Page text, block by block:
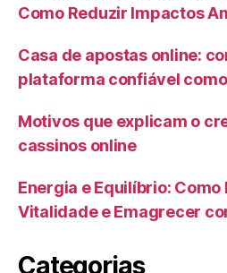
Como Reduzir Impactos
Casa de apostas online:
plataforma confiável
Motivos que explicam o
cassinos online
Energia e Equilíbrio: Como
Vitalidade e Emagrecer
Categorias